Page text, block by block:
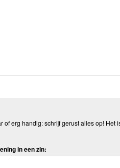
erg handig: schrijf gerust alles op! Het
in een zin: